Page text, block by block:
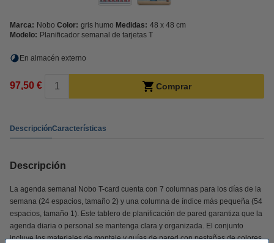
Marca: Nobo Color: gris humo Medidas: 48 x 48 cm
Modelo: Planificador semanal de tarjetas T
En almacén externo
97,50 € Comprar
DescripciónCaracterísticas
Descripción
La agenda semanal Nobo T-card cuenta con 7 columnas para los días de la
semana (24 espacios, tamaño 2) y una columna de índice más pequeña (54
espacios, tamaño 1). Este tablero de planificación de pared garantiza que la
agenda diaria o personal se mantenga clara y organizada. El conjunto
incluye los materiales de montaje y guías de pared con pestañas de colores